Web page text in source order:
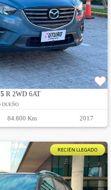
R 2WD 6AT
DUEÑO
84.800 Km 2017
RECIÉN LLEGADO